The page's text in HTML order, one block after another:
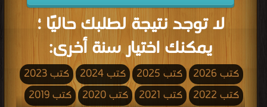
لا توجد نتيجة لطلبك حاليًا ؛
يمكنك اختيار سنة أخرى:
كتب 2026 كتب 2025 كتب 2024
كتب 2023
كتب 2022
كتب 2021 كتب 2020
كتب 2019